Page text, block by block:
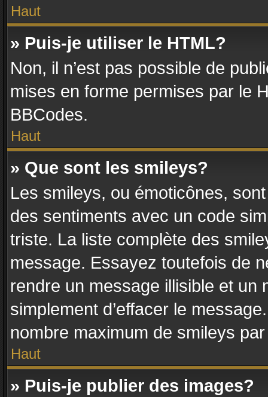
Haut
» Puis-je utiliser le HTML?
Non, il n’est pas possible de
mises en forme permises par le
BBCodes.
Haut
» Que sont les smileys?
Les smileys, ou émoticônes,
des sentiments avec un code
triste. La liste complète des
message. Essayez toutefois de
rendre un message illisible et un
simplement d’effacer le
nombre maximum de smileys
Haut
» Puis-je publier des images?